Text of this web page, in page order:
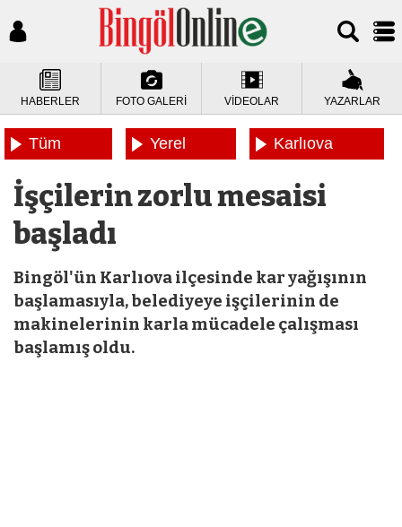
HABERLER FOTO GALERİ VİDEOLAR YAZARLAR
Tüm
Yerel
Karlıova
İşçilerin zorlu mesaisi
başladı
Bingöl'ün Karlıova ilçesinde kar yağışının
başlamasıyla, belediyeye işçilerinin de
makinelerinin karla mücadele çalışması
başlamış oldu.